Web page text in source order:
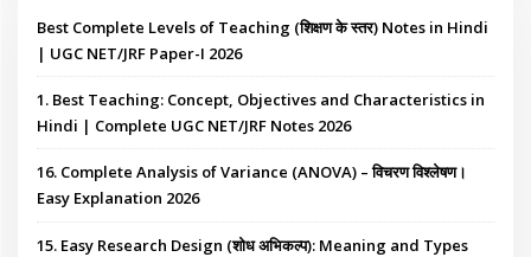
Best Complete Levels of Teaching (शिक्षण के स्तर) Notes in Hindi
| UGC NET/JRF Paper-I 2026
1. Best Teaching: Concept, Objectives and Characteristics in
Hindi | Complete UGC NET/JRF Notes 2026
16. Complete Analysis of Variance (ANOVA) – विचरण विश्लेषण।
Easy Explanation 2026
15. Easy Research Design (शोध अभिकल्प): Meaning and Types